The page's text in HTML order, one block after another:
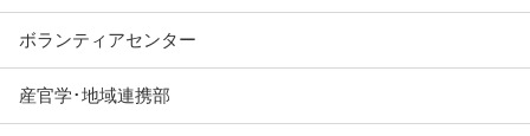
ボランティアセンター
産官学･地域連携部